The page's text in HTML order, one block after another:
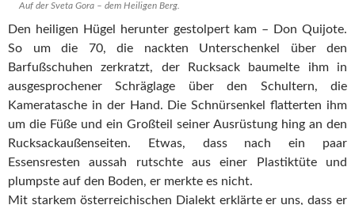
Auf der Sveta Gora – dem Heiligen Berg.
Den heiligen Hügel herunter gestolpert kam – Don Quijote.
So um die 70, die nackten Unterschenkel über den
Barfußschuhen zerkratzt, der Rucksack baumelte ihm in
ausgesprochener Schräglage über den Schultern, die
Kameratasche in der Hand. Die Schnürsenkel flatterten ihm
um die Füße und ein Großteil seiner Ausrüstung hing an den
Rucksackaußenseiten. Etwas, dass nach ein paar
Essensresten aussah rutschte aus einer Plastiktüte und
plumpste auf den Boden, er merkte es nicht.
Mit starkem österreichischen Dialekt erklärte er uns, dass er